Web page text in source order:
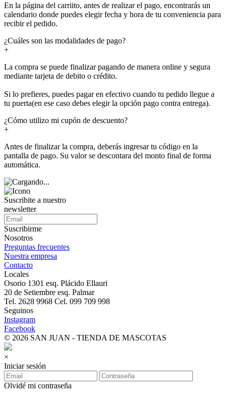
En la página del carriito, antes de realizar el pago, encontrarás un
calendario donde puedes elegir fecha y hora de tu conveniencia para
recibir el pedido.
¿Cuáles son las modalidades de pago?
+
La compra se puede finalizar pagando de manera online y segura
mediante tarjeta de debito o crédito.
Si lo prefieres, puedes pagar en efectivo cuando tu pedido llegue a
tu puerta(en ese caso debes elegir la opción pago contra entrega).
¿Cómo utilizo mi cupón de descuento?
+
Antes de finalizar la compra, deberás ingresar tu código en la
pantalla de pago. Su valor se descontara del monto final de forma
automática.
Suscribite a nuestro
newsletter
Suscribirme
Nosotros
Preguntas frecuentes
Nuestra empresa
Contacto
Locales
Osorio 1301 esq. Plácido Ellauri
20 de Setiembre esq. Palmar
Tel. 2628 9968 Cel. 099 709 998
Seguinos
Instagram
Facebook
© 2026 SAN JUAN - TIENDA DE MASCOTAS
×
Iniciar sesión
Olvidé mi contraseña